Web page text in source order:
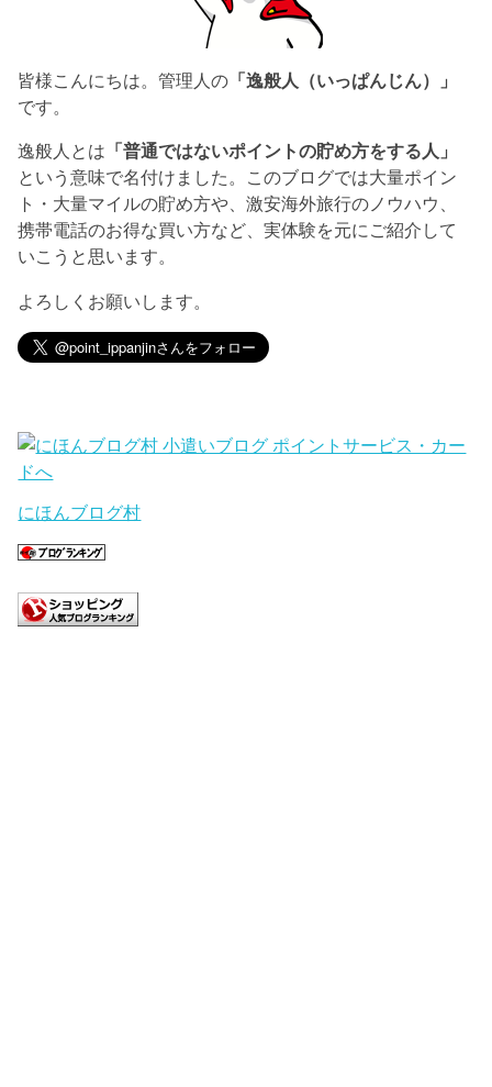
皆様こんにちは。管理人の 「逸般人（いっぱんじん）」
です。
逸般人とは 「普通ではないポイントの貯め方をする人」
という意味で名付けました。このブログでは大量ポイン
ト・大量マイルの貯め方や、激安海外旅行のノウハウ、
携帯電話のお得な買い方など、実体験を元にご紹介して
いこうと思います。
よろしくお願いします。
にほんブログ村